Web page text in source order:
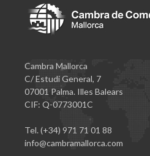
Cambra Mallorca
C/ Estudi General, 7
07001 Palma. Illes Balears
CIF: Q-0773001C
Tel. (+34) 971 71 01 88
info@cambramallorca.com